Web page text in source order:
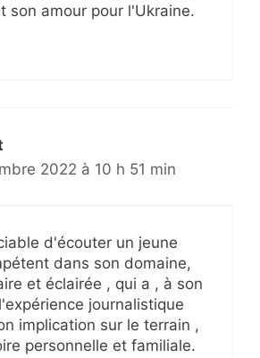
son amour pour l'Ukraine.
2022 à 10 h 51 min
d'écouter un jeune
dans son domaine,
et éclairée , qui a , à son
journalistique
implication sur le terrain ,
personnelle et familiale.